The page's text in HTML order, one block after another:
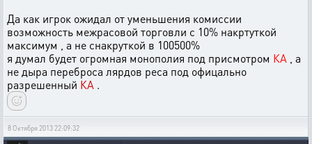
Да как игрок ожидал от уменьшения комиссии
возможность межрасовой торговли с 10% накртуткой
максимум , а не снакруткой в 100500%
я думал будет огромная монополия под присмотром КА
, а
не дыра переброса лярдов реса под офицально
разрешенный КА .
8 Октября 2013 22:09:32